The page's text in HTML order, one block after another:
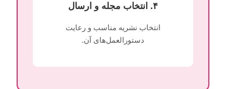
۴. انتخاب مجله و ارسال
انتخاب نشریه مناسب و رعایت
دستورالعمل‌های آن.